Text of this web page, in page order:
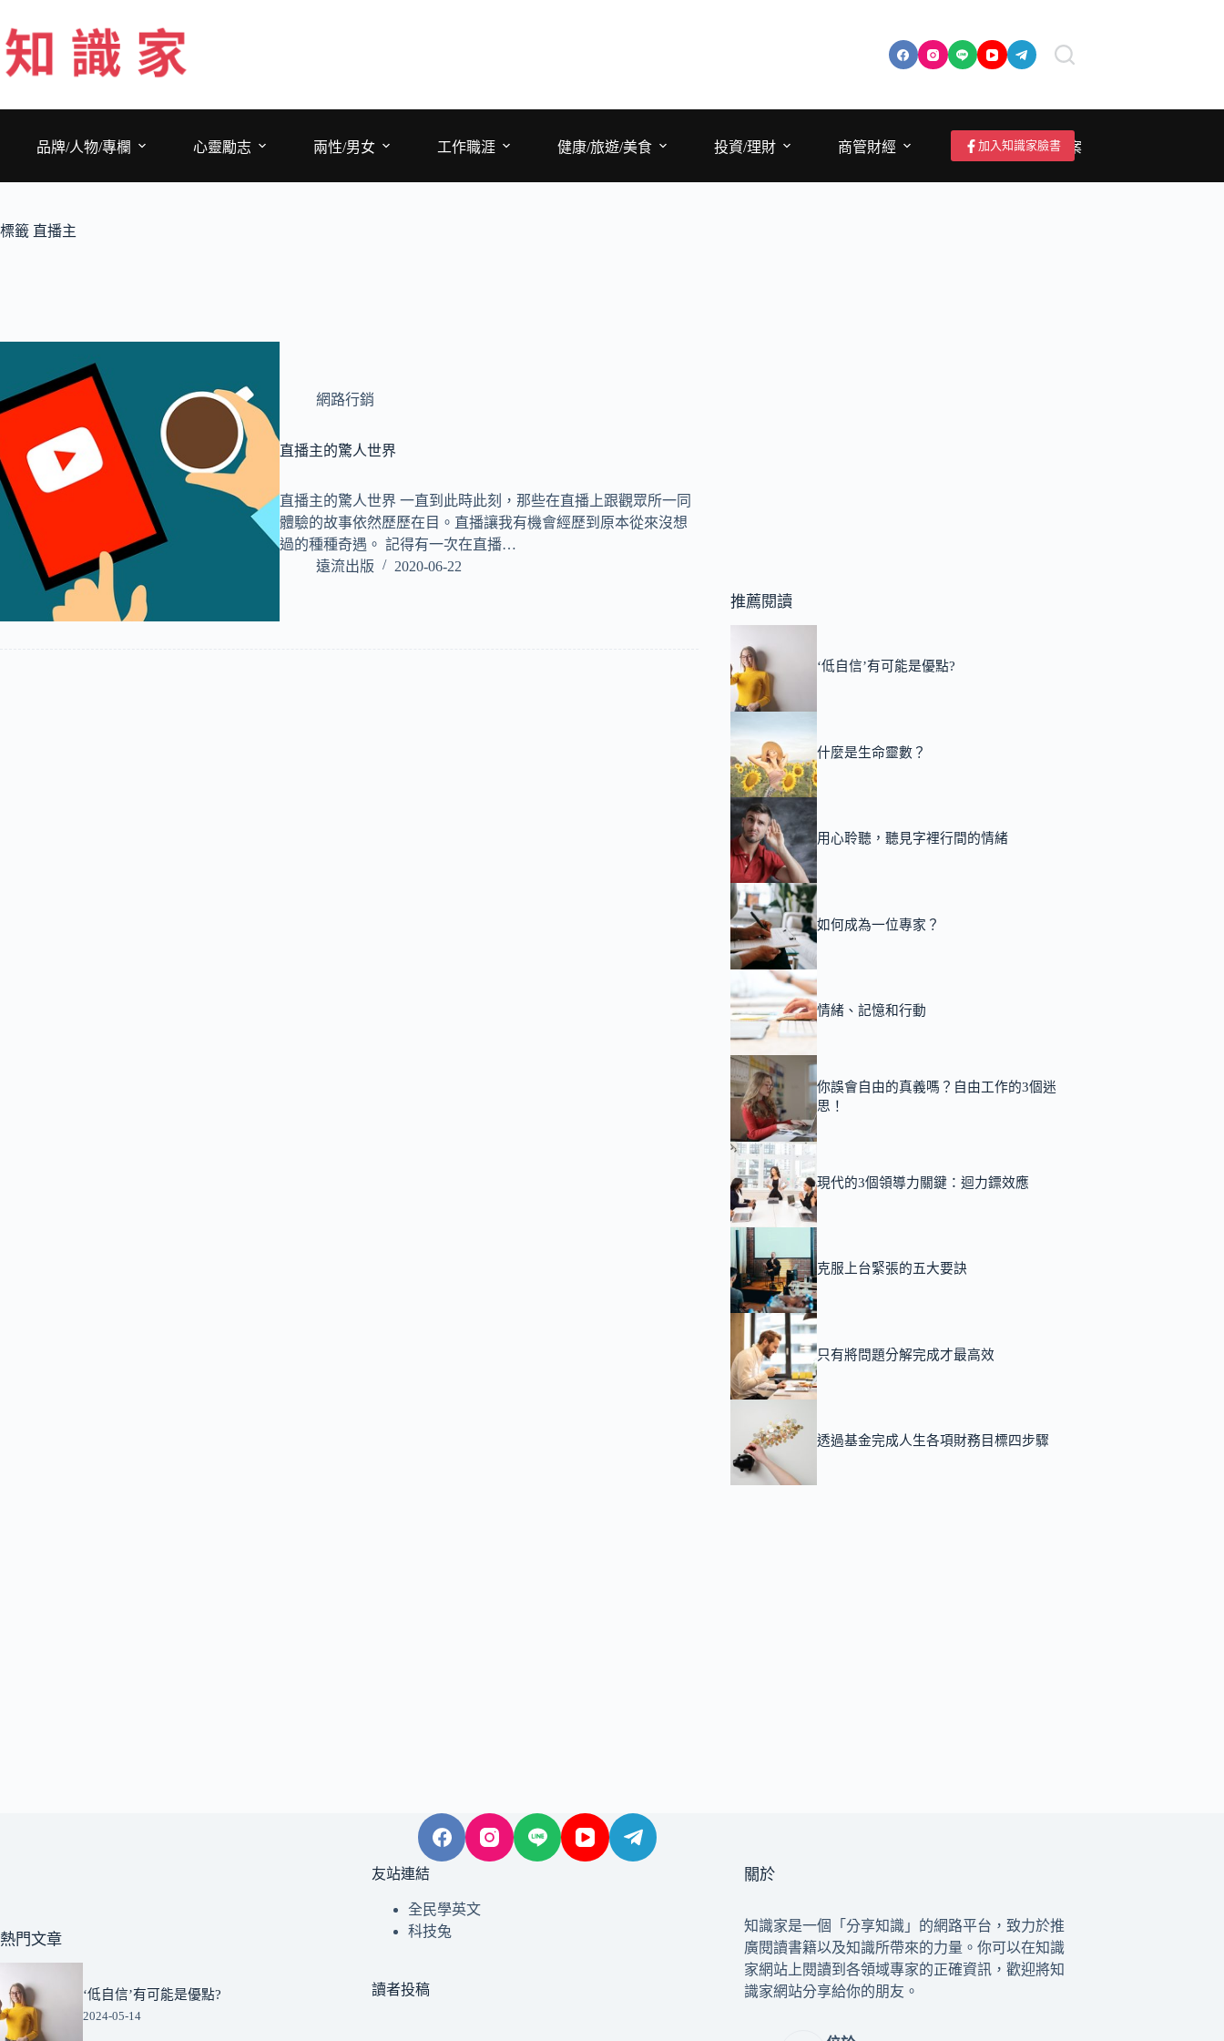
至
主
要
品牌/人物/專欄
心靈勵志 兩性/男女 工作職涯 健康/旅遊/美食 投資/理財 商管財經 成為作者/投稿/提案
加入知識家臉書
標籤 直播主
網路行銷
直播主的驚人世界
直播主的驚人世界 一直到此時此刻，那些在直播上跟觀眾所一同
體驗的故事依然歷歷在目。直播讓我有機會經歷到原本從來沒想
過的種種奇遇。 記得有一次在直播…
遠流出版
2020-06-22
推薦閱讀
‘低自信’有可能是優點?
什麼是生命靈數？
用心聆聽，聽見字裡行間的情緒
如何成為一位專家？
情緒、記憶和行動
你誤會自由的真義嗎？自由工作的3個迷
思！
現代的3個領導力關鍵：迴力鏢效應
克服上台緊張的五大要訣
只有將問題分解完成才最高效
透過基金完成人生各項財務目標四步驟
熱門文章
‘低自信’有可能是優點?
2024-05-14
友站連結
全民學英文
科技兔
讀者投稿
關於
知識家是一個「分享知識」的網路平台，致力於推
廣閱讀書籍以及知識所帶來的力量。你可以在知識
家網站上閱讀到各領域專家的正確資訊，歡迎將知
識家網站分享給你的朋友。